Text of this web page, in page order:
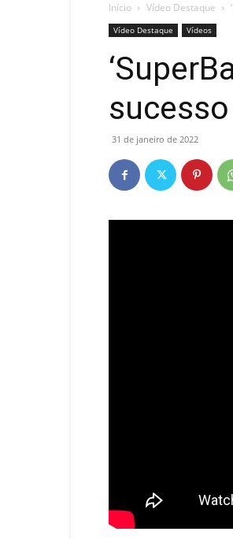
Início Vídeo Destaque
Vídeo Destaque Vídeos
31 de janeiro de 2022